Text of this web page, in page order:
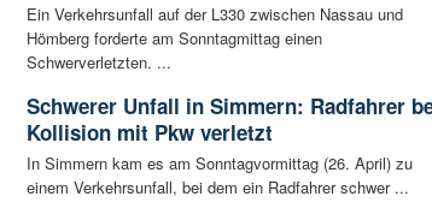
Ein Verkehrsunfall auf der L330 zwischen Nassau und
Hömberg forderte am Sonntagmittag einen
Schwerverletzten. ...
Schwerer Unfall in Simmern: Radfahrer
Kollision mit Pkw verletzt
In Simmern kam es am Sonntagvormittag (26. April) zu
einem Verkehrsunfall, bei dem ein Radfahrer schwer ...